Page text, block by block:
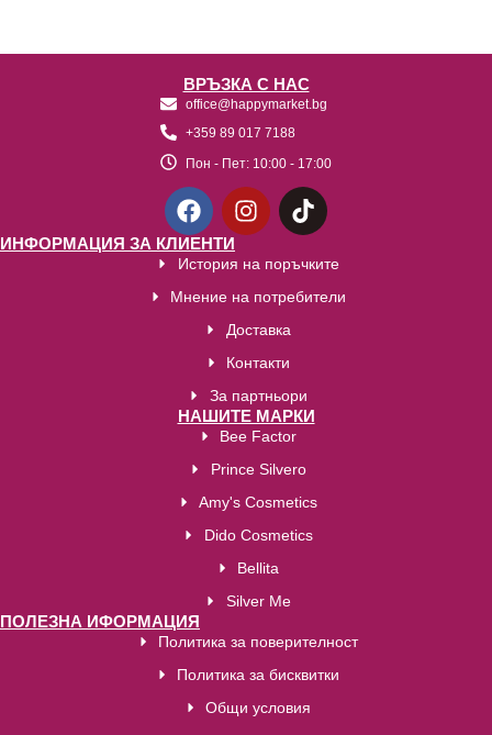
ВРЪЗКА С НАС
office@happymarket.bg
+359 89 017 7188
Пон - Пет: 10:00 - 17:00
ИНФОРМАЦИЯ ЗА КЛИЕНТИ
История на поръчките
Мнение на потребители
Доставка
Контакти
За партньори
НАШИТЕ МАРКИ
Bee Factor
Prince Silvero
Amy's Cosmetics
Dido Cosmetics
Bellita
Silver Me
ПОЛЕЗНА ИФОРМАЦИЯ
Политика за поверителност
Политика за бисквитки
Общи условия